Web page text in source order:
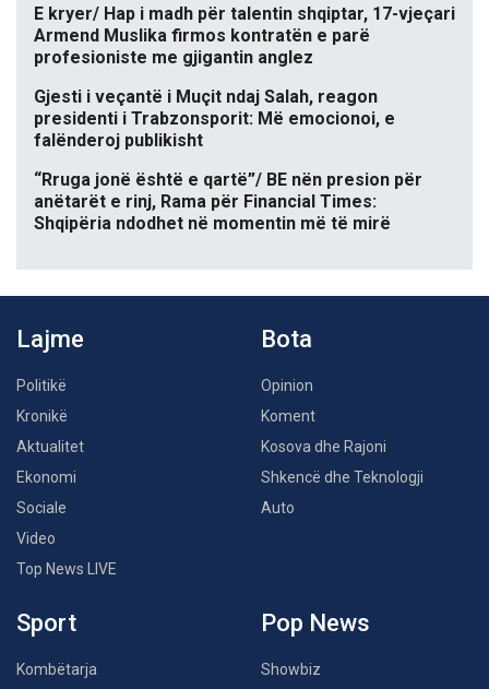
E kryer/ Hap i madh për talentin shqiptar, 17-vjeçari
Armend Muslika firmos kontratën e parë
profesioniste me gjigantin anglez
Gjesti i veçantë i Muçit ndaj Salah, reagon
presidenti i Trabzonsporit: Më emocionoi, e
falënderoj publikisht
“Rruga jonë është e qartë”/ BE nën presion për
anëtarët e rinj, Rama për Financial Times:
Shqipëria ndodhet në momentin më të mirë
Lajme
Politikë
Kronikë
Aktualitet
Ekonomi
Sociale
Video
Top News LIVE
Bota
Opinion
Koment
Kosova dhe Rajoni
Shkencë dhe Teknologji
Auto
Sport
Kombëtarja
Pop News
Showbiz